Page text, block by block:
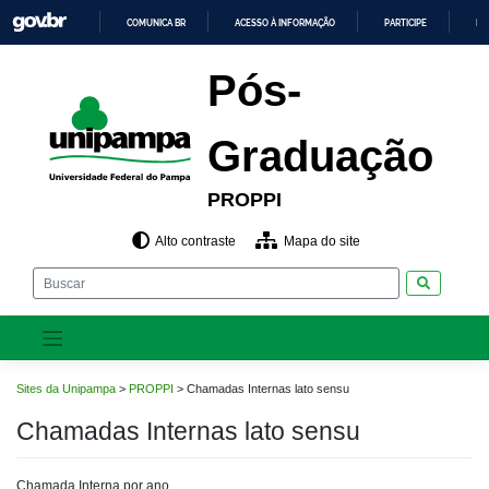
para
o
O
CONTEÚDO
COMUNICA BR ACESSO À INFORMAÇÃO PARTICIPE
Pós-
Graduação
PROPPI
Alto contraste Mapa do site
Sites da Unipampa > PROPPI > Chamadas Internas lato sensu
Chamadas Internas lato sensu